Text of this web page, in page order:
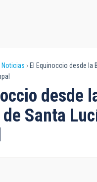
Noticias
El Equinoccio desde la
desde
Santa